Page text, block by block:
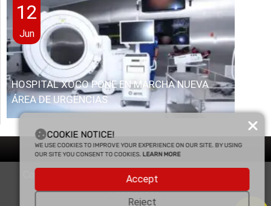
12
Jun
HOSPITAL XOCO PONE EN MARCHA NUEVA
ÁREA DE URGENCIAS
Copyright © 2025 Enfasis Comunicaciones. Derechos
Reservados.
COOKIE NOTICE!
WE USE COOKIES TO IMPROVE YOUR EXPERIENCE ON OUR SITE. BY USING
OUR SITE YOU CONSENT TO COOKIES. LEARN MORE
Accept
Reject